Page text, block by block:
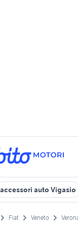
accessori auto Vigasio
Fiat Veneto